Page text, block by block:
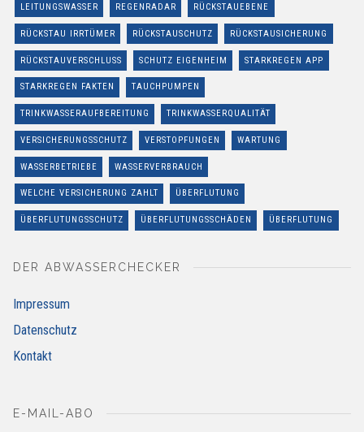
LEITUNGSWASSER REGENRADAR RÜCKSTAUEBENE
RÜCKSTAU IRRTÜMER RÜCKSTAUSCHUTZ RÜCKSTAUSICHERUNG
RÜCKSTAUVERSCHLUSS SCHUTZ EIGENHEIM STARKREGEN APP
STARKREGEN FAKTEN TAUCHPUMPEN
TRINKWASSERAUFBEREITUNG TRINKWASSERQUALITÄT
VERSICHERUNGSSCHUTZ VERSTOPFUNGEN WARTUNG
WASSERBETRIEBE WASSERVERBRAUCH
WELCHE VERSICHERUNG ZAHLT ÜBERFLUTUNG
ÜBERFLUTUNGSSCHUTZ ÜBERFLUTUNGSSCHÄDEN ÜBERFLUTUNG
DER ABWASSERCHECKER
Impressum
Datenschutz
Kontakt
E-MAIL-ABO